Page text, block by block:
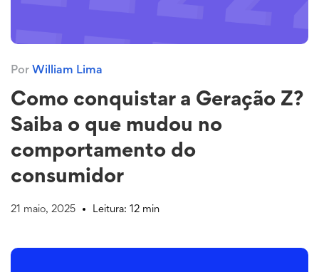
Por William Lima
Como conquistar a Geração Z?
Saiba o que mudou no
comportamento do
consumidor
21 maio, 2025 Leitura: 12 min